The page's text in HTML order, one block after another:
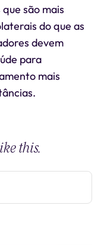
são mais
do que as
devem
para
mais
this.